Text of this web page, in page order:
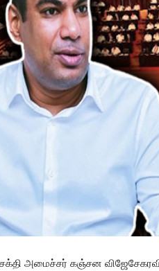
அமைச்சர் கஞ்சன